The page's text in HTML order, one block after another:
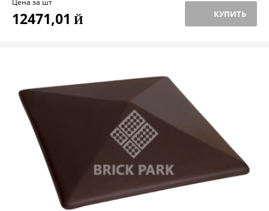
Цена за шт
12471,01 Й КУПИТЬ